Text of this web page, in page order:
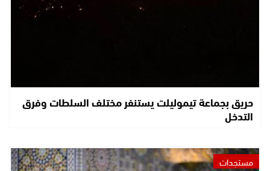
حريق بجماعة تيموليلت يستنفر مختلف السلطات وفرق
التدخل
مستجدات